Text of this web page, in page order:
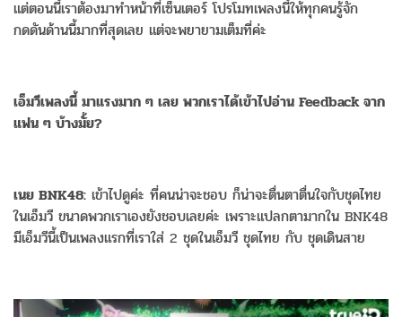
แต่ตอนนี้เราต้องมาทำหน้าที่เซ็นเตอร์ โปรโมทเพลงนี้ให้ทุกคนรู้จัก
กดดันด้านนี้มากที่สุดเลย แต่จะพยายามเต็มที่ค่ะ
เอ็มวีเพลงนี้ มาแรงมาก ๆ เลย พวกเราได้เข้าไปอ่าน Feedback จาก
แฟน ๆ บ้างมั้ย?
เนย BNK48: เข้าไปดูค่ะ ที่คนน่าจะชอบ ก็น่าจะตื่นตาตื่นใจกับชุดไทย
ในเอ็มวี ขนาดพวกเราเองยังชอบเลยค่ะ เพราะแปลกตามากใน BNK48
มีเอ็มวีนี้เป็นเพลงแรกที่เราใส่ 2 ชุดในเอ็มวี ชุดไทย กับ ชุดเดินสาย